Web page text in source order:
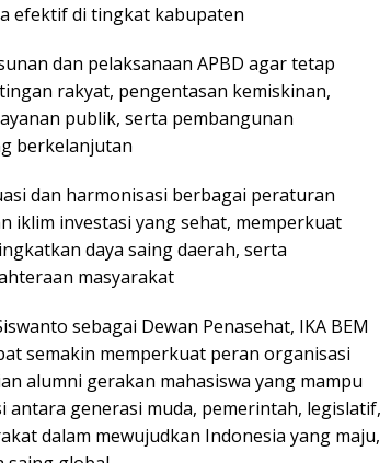
efektif di tingkat kabupaten
dan pelaksanaan APBD agar tetap
rakyat, pengentasan kemiskinan,
publik, serta pembangunan
berkelanjutan
dan harmonisasi berbagai peraturan
iklim investasi yang sehat, memperkuat
daya saing daerah, serta
masyarakat
sebagai Dewan Penasehat, IKA BEM
semakin memperkuat peran organisasi
alumni gerakan mahasiswa yang mampu
antara generasi muda, pemerintah, legislatif,
dalam mewujudkan Indonesia yang maju,